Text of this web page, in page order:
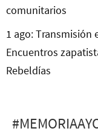
comunitarios
1 ago: Transmisión
Encuentros
Rebeldías